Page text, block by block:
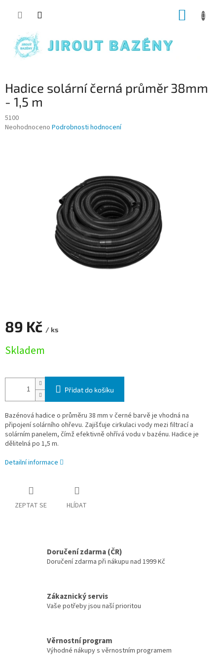
Hadice solární černá průměr 38mm
- 1,5 m
5100
Průměrné hodnocení produktu je 0,0 z 5 hvězdiček.
Neohodnoceno Podrobnosti hodnocení
89 Kč / ks
Skladem
Přidat do košíku
Bazénová hadice o průměru 38 mm v černé barvě je vhodná na
připojení solárního ohřevu. Zajišťuje cirkulaci vody mezi filtrací a
solárním panelem, čímž efektivně ohřívá vodu v bazénu. Hadice je
dělitelná po 1,5 m.
Detailní informace
ZEPTAT SE HLÍDAT
Doručení zdarma (ČR)
Doručení zdarma při nákupu nad 1999 Kč
Zákaznický servis
Vaše potřeby jsou naší prioritou
Věrnostní program
Výhodné nákupy s věrnostním programem